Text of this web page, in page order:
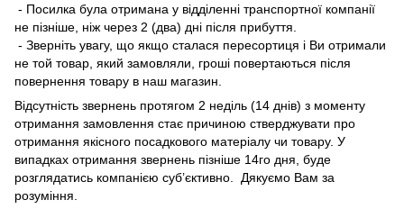
- Посилка була отримана у відділенні транспортної компанії
не пізніше, ніж через 2 (два) дні після прибуття.
- Зверніть увагу, що якщо сталася пересортиця і Ви отримали
не той товар, який замовляли, гроші повертаються після
повернення товару в наш магазин.
Відсутність звернень протягом 2 неділь (14 днів) з моменту
отримання замовлення стає причиною стверджувати про
отримання якісного посадкового матеріалу чи товару. У
випадках отримання звернень пізніше 14го дня, буде
розглядатись компанією суб’єктивно. Дякуємо Вам за
розуміння.